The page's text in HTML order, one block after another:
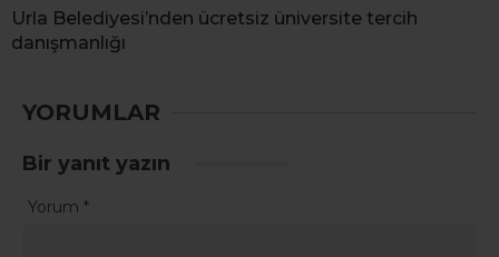
Urla Belediyesi’nden ücretsiz üniversite tercih
danışmanlığı
YORUMLAR
Bir yanıt yazın
Yorum *